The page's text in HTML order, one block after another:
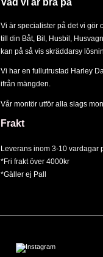
Vi är specialister på det vi gör
till din Båt, Bil Husbil, Husvagn
kan på så vis skräddarsy
Vi har en fullutrustad Harley
ifrån mängden.
Vår montör utför alla slags
Frakt
Leverans inom 3-10 vardagar
*Fri frakt över 4000kr
*Gäller ej Pall